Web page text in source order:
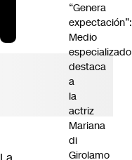
“Genera
expectación”:
Medio
especializado
destaca
a
la
actriz
Mariana
di
Girolamo